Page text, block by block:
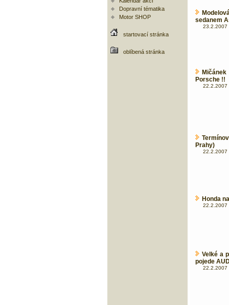
Dopravní tématika
Motor SHOP
startovací stránka
oblíbená stránka
sedanem
23.2.2007
Porsche !!
22.2.2007
Prahy)
22.2.2007
Honda
22.2.2007
Velké a
pojede
22.2.2007